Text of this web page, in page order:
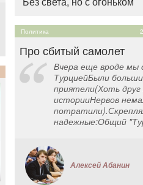
Политика
Про сбитый самолет
Вчера еще вроде мы
ТурциейБыли
приятели(Хоть друг
историиНервов
надежные:Общий
Алексей Абанин